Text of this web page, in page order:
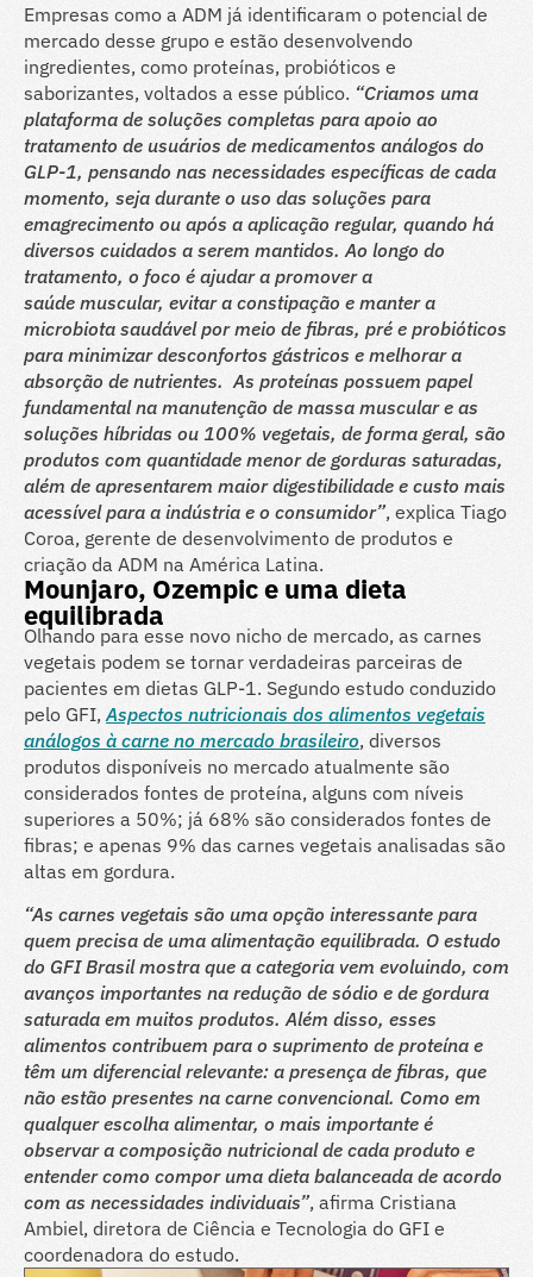
Empresas como a ADM já identificaram o potencial de
mercado desse grupo e estão desenvolvendo
ingredientes, como proteínas, probióticos e
saborizantes, voltados a esse público. “Criamos uma
plataforma de soluções completas para apoio ao
tratamento de usuários de medicamentos análogos do
GLP-1, pensando nas necessidades específicas de cada
momento, seja durante o uso das soluções para
emagrecimento ou após a aplicação regular, quando há
diversos cuidados a serem mantidos. Ao longo do
tratamento, o foco é ajudar a promover a
saúde muscular, evitar a constipação e manter a
microbiota saudável por meio de fibras, pré e probióticos
para minimizar desconfortos gástricos e melhorar a
absorção de nutrientes. As proteínas possuem papel
fundamental na manutenção de massa muscular e as
soluções híbridas ou 100% vegetais, de forma geral, são
produtos com quantidade menor de gorduras saturadas,
além de apresentarem maior digestibilidade e custo mais
acessível para a indústria e o consumidor”, explica Tiago
Coroa, gerente de desenvolvimento de produtos e
criação da ADM na América Latina.
Mounjaro, Ozempic e uma dieta
equilibrada
Olhando para esse novo nicho de mercado, as carnes
vegetais podem se tornar verdadeiras parceiras de
pacientes em dietas GLP-1. Segundo estudo conduzido
pelo GFI,Aspectos nutricionais dos alimentos vegetais
análogos à carne no mercado brasileiro, diversos
produtos disponíveis no mercado atualmente são
considerados fontes de proteína, alguns com níveis
superiores a 50%; já 68% são considerados fontes de
fibras; e apenas 9% das carnes vegetais analisadas são
altas em gordura.
“As carnes vegetais são uma opção interessante para
quem precisa de uma alimentação equilibrada. O estudo
do GFI Brasil mostra que a categoria vem evoluindo, com
avanços importantes na redução de sódio e de gordura
saturada em muitos produtos. Além disso, esses
alimentos contribuem para o suprimento de proteína e
têm um diferencial relevante: a presença de fibras, que
não estão presentes na carne convencional. Como em
qualquer escolha alimentar, o mais importante é
observar a composição nutricional de cada produto e
entender como compor uma dieta balanceada de acordo
com as necessidades individuais”, afirma Cristiana
Ambiel, diretora de Ciência e Tecnologia do GFI e
coordenadora do estudo.